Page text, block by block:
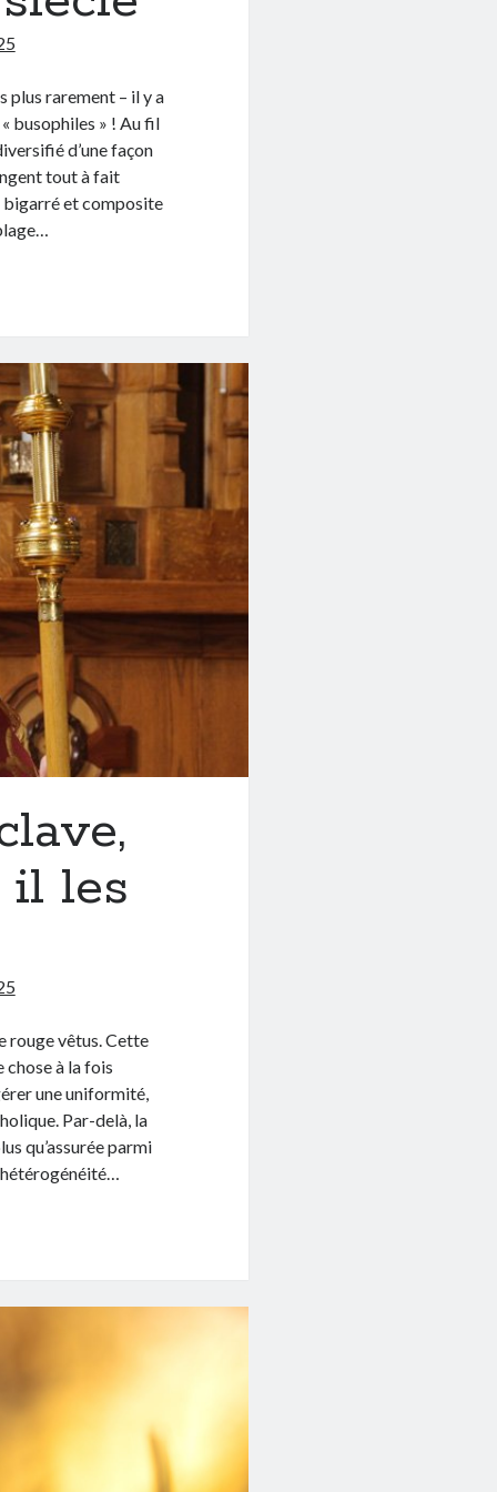
plus rarement – il y a
busophiles » ! Au fil
d’une façon
tout à fait
bigarré et composite
il les
rouge vêtus. Cette
chose à la fois
une uniformité,
Par-delà, la
qu’assurée parmi
hétérogénéité…